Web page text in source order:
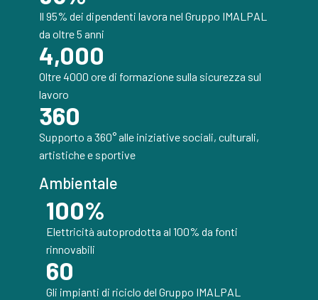
Il 95% dei dipendenti lavora nel Gruppo IMALPAL
da oltre 5 anni
Oltre 4000 ore di formazione sulla sicurezza sul
lavoro
4,000
Supporto a 360° alle iniziative sociali, culturali,
artistiche e sportive
360
Ambientale
Elettricità autoprodotta al 100% da fonti
rinnovabili
100%
Gli impianti di riciclo del Gruppo IMALPAL
60